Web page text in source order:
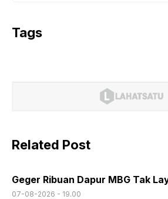
Tags
Related Post
Geger Ribuan Dapur MBG Tak
07-08-2026 - 19.00